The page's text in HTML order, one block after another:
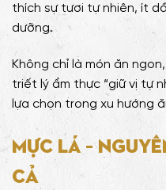
thích sự tươi tự nhiên, ít
dưỡng.
Không chỉ là món ăn
triết lý ẩm thực “giữ vị tự
lựa chọn trong xu hướng
Mực lá –
cả